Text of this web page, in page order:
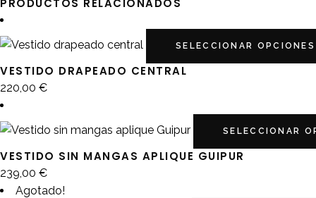
PRODUCTOS RELACIONADOS
SELECCIONAR OPCIONES
VESTIDO DRAPEADO CENTRAL
220,00 €
SELECCIONAR
VESTIDO SIN MANGAS APLIQUE GUIPUR
239,00 €
Agotado!